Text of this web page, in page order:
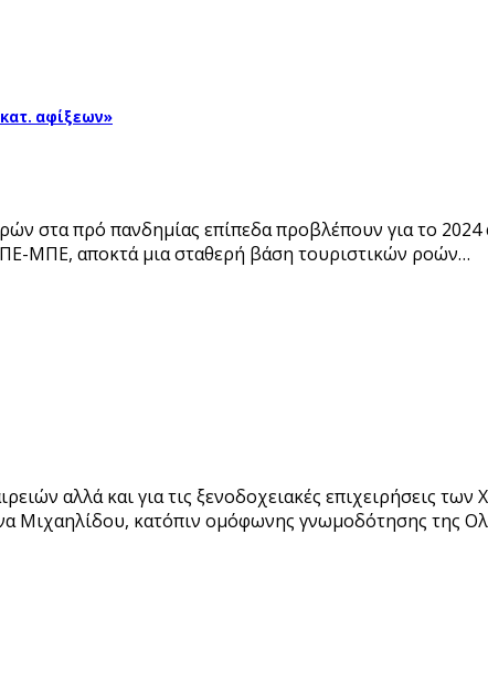
αφίξεων»
στα πρό πανδημίας επίπεδα προβλέπουν για το 2024
ΜΠΕ, αποκτά μια σταθερή βάση τουριστικών ροών…
αλλά και για τις ξενοδοχειακές επιχειρήσεις
Μιχαηλίδου, κατόπιν ομόφωνης γνωμοδότησης της